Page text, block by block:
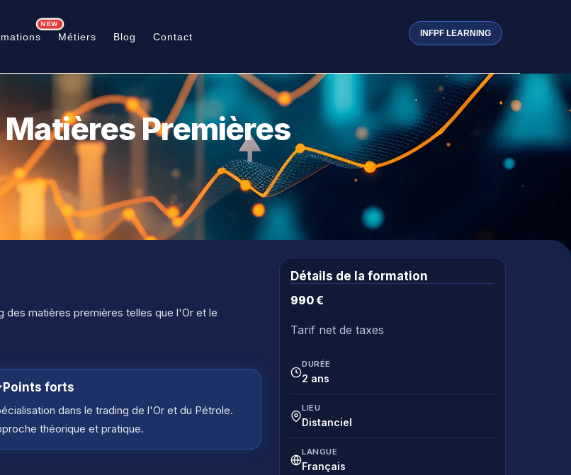
NEW
Métiers Blog Contact INFPF LEARNING
Premières
des matières premières telles que l'Or et le
Points forts
dans le trading de l'Or et du Pétrole.
théorique et pratique.
Détails de la formation
990 €
Tarif net de taxes
DURÉE
2 ans
LIEU
Distanciel
LANGUE
Français